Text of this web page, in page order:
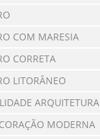
COM MARESIA
CORRETA
LITORÂNEO
ARQUITETURA
MODERNA